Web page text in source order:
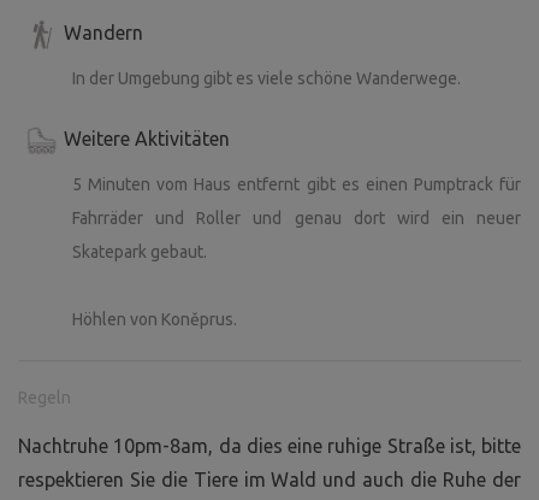
Wandern
In der Umgebung gibt es viele schöne Wanderwege.
Weitere Aktivitäten
5 Minuten vom Haus entfernt gibt es einen Pumptrack für
Fahrräder und Roller und genau dort wird ein neuer
Skatepark gebaut.
Höhlen von Koněprus.
Regeln
Nachtruhe 10pm-8am, da dies eine ruhige Straße ist, bitte
respektieren Sie die Tiere im Wald und auch die Ruhe der